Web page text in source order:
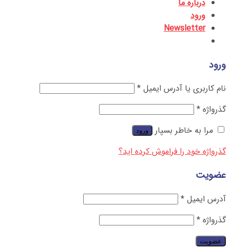
درباره ما
ورود
Newsletter
ورود
نام کاربری یا آدرس ایمیل *
گذرواژه *
مرا به خاطر بسپار
ورود
گذرواژه خود را فراموش کرده اید؟
عضویت
آدرس ایمیل *
گذرواژه *
عضویت